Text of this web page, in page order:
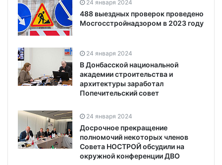
24 января 2024
488 выездных проверок проведено
Мосгосстройнадзором в 2023 году
24 января 2024
В Донбасской национальной
академии строительства и
архитектуры заработал
Попечительский совет
24 января 2024
Досрочное прекращение
полномочий некоторых членов
Совета НОСТРОЙ обсудили на
окружной конференции ДВО